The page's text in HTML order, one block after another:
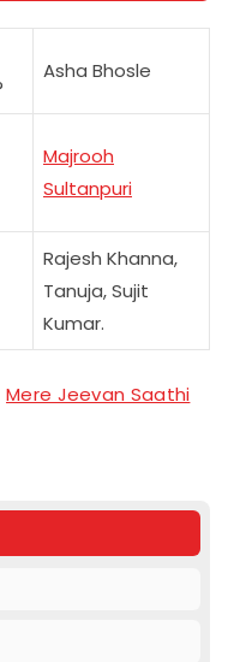
Asha Bhosle
Majrooh
Sultanpuri
Rajesh Khanna,
Tanuja, Sujit
Kumar.
Mere Jeevan Saathi